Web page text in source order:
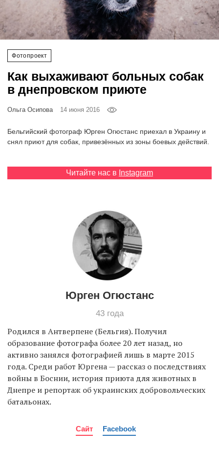
Фотопроект
Как выхаживают больных собак
в днепровском приюте
Ольга Осипова 14 июня 2016
Бельгийский фотограф Юрген Огюстанс приехал в Украину и
снял приют для собак, привезённых из зоны боевых действий.
Читайте нас в Instagram
Юрген Огюстанс
43 года
Родился в Антверпене (Бельгия). Получил
образование фотографа более 20 лет назад, но
активно занялся фотографией лишь в марте 2015
года. Среди работ Юргена — рассказ о последствиях
войны в Боснии, история приюта для животных в
Днепре и репортаж об украинских добровольческих
батальонах.
Сайт Facebook